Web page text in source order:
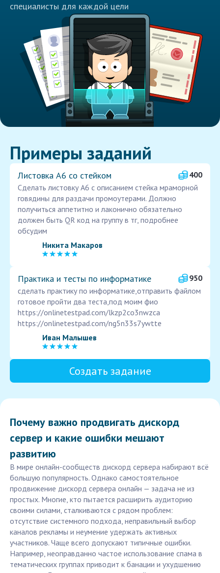
специалисты для каждой цели
Примеры заданий
Листовка А6 со стейком
400
Сделать листовку А6 с описанием стейка мраморной
говядины для раздачи промоутерами. Должно
получиться аппетитно и лаконично обязательно
должен быть QR код на группу в тг, подробнее
обсудим
Никита Макаров
Практика и тесты по информатике
950
сделать практику по информатике,отправить файлом
готовое пройти два теста,под моим фио
https://onlinetestpad.com/lkzp2co3nwzca
https://onlinetestpad.com/ng5n33s7ywtte
Иван Малышев
Создать задание
Почему важно продвигать дискорд
сервер и какие ошибки мешают
развитию
В мире онлайн-сообществ дискорд сервера набирают всё
большую популярность. Однако самостоятельное
продвижение дискорд сервера онлайн — задача не из
простых. Многие, кто пытается расширить аудиторию
своими силами, сталкиваются с рядом проблем:
отсутствие системного подхода, неправильный выбор
каналов рекламы и неумение удержать активных
участников. Чаще всего допускают типичные ошибки.
Например, неоправданно частое использование спама в
тематических группах приводит к банации и ухудшению